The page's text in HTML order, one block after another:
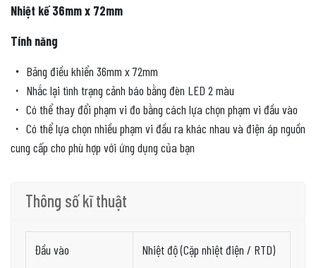
Nhiệt kế 36mm x 72mm
Tính năng
・ Bảng điều khiển 36mm x 72mm
・ Nhắc lại tình trạng cảnh báo bằng đèn LED 2 màu
・ Có thể thay đổi phạm vi đo bằng cách lựa chọn phạm vi đầu vào
・ Có thể lựa chọn nhiều phạm vi đầu ra khác nhau và điện áp nguồn
cung cấp cho phù hợp với ứng dụng của bạn
Thông số kĩ thuật
Đầu vào Nhiệt độ (Cặp nhiệt điện / RTD)